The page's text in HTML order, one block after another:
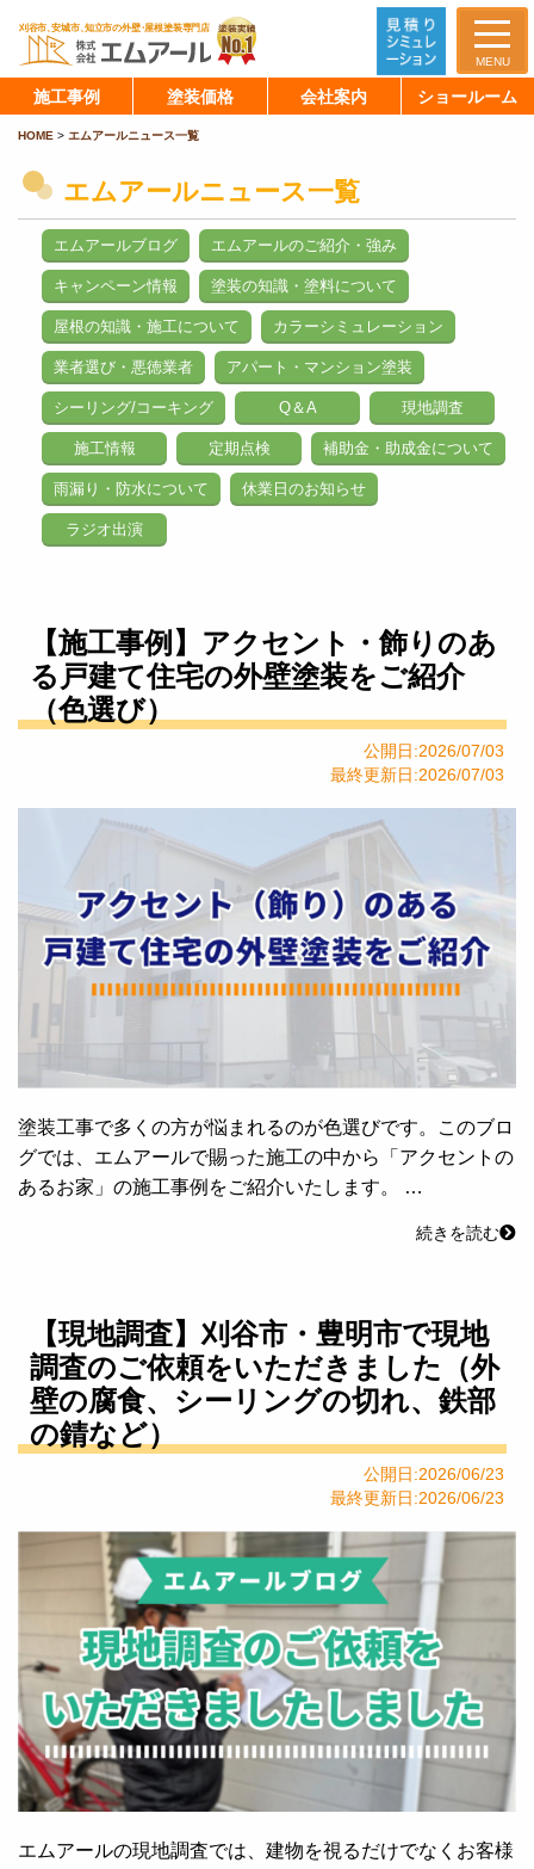
MENU
施工事例 塗装価格 会社案内 ショールーム
HOME > エムアールニュース一覧
エムアールニュース一覧
エムアールブログ エムアールのご紹介・強み
キャンペーン情報 塗装の知識・塗料について
屋根の知識・施工について カラーシミュレーション
業者選び・悪徳業者 アパート・マンション塗装
シーリング/コーキング Q＆A 現地調査
施工情報 定期点検 補助金・助成金について
雨漏り・防水について 休業日のお知らせ
ラジオ出演
【施工事例】アクセント・飾りのあ
る戸建て住宅の外壁塗装をご紹介
（色選び）
公開日:2026/07/03
最終更新日:2026/07/03
塗装工事で多くの方が悩まれるのが色選びです。このブロ
グでは、エムアールで賜った施工の中から「アクセントの
あるお家」の施工事例をご紹介いたします。 …
続きを読む
【現地調査】刈谷市・豊明市で現地
調査のご依頼をいただきました（外
壁の腐食、シーリングの切れ、鉄部
の錆など）
公開日:2026/06/23
最終更新日:2026/06/23
エムアールの現地調査では、建物を視るだけでなくお客様